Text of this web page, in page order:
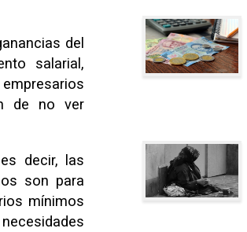
del
salarial,
de no ver
decir, las
son para
mínimos